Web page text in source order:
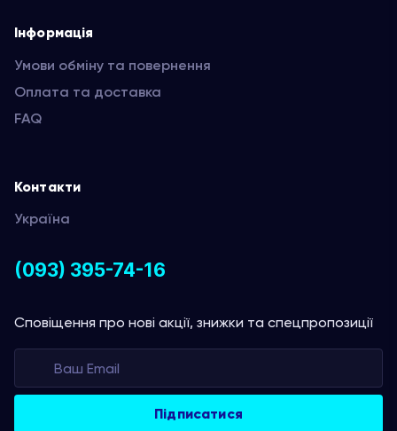
Інформація
Умови обміну та повернення
Оплата та доставка
FAQ
Контакти
Україна
(093) 395-74-16
Сповіщення про нові акції, знижки та спецпропозиції